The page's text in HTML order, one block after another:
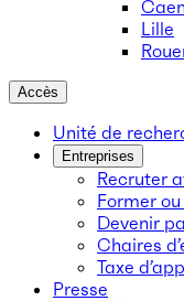
Caen
Lille
Accès
Unité de
Entreprises
Recruter
Former
Devenir
Chaires
Taxe
Presse